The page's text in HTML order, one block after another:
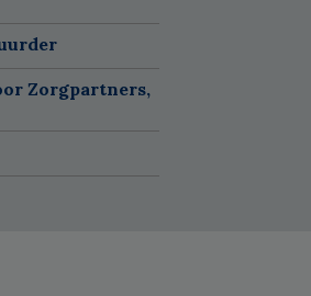
Zorgpartners,